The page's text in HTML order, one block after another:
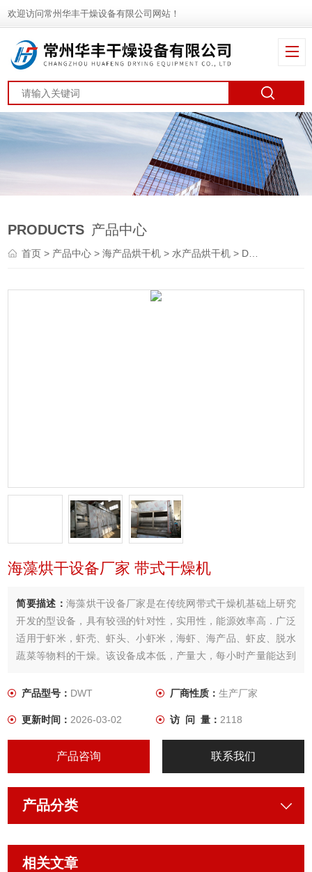
欢迎访问常州华丰干燥设备有限公司网站！
PRODUCTS 产品中心
首页> 产品中心 >海产品烘干机 >水产品烘干机 > DWT海藻烘干设备厂家 带式干燥机
海藻烘干设备厂家 带式干燥机
简要描述： 海藻烘干设备厂家是在传统网带式干燥机基础上研究
开发的型设备，具有较强的针对性，实用性，能源效率高．广泛
适用于虾米，虾壳、虾头、小虾米，海虾、海产品、虾皮、脱水
蔬菜等物料的干燥。该设备成本低，产量大，每小时产量能达到
产品型号： DWT 厂商性质： 生产厂家
更新时间：2026-03-02 访 问 量： 2118
产品咨询 联系我们
产品分类
相关文章